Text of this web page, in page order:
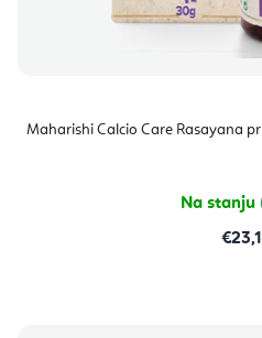
Maharishi Calcio Care Rasayana
Na stanju